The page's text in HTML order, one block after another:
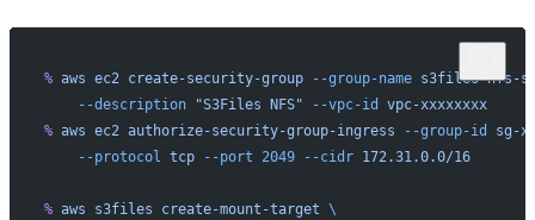
% aws ec2 create-security-group --group-name s3files-nfs-
    --description
"S3Files NFS" --vpc-id
vpc-xxxxxxxx
% aws ec2 authorize-security-group-ingress --group-id
sg-
    --protocol
tcp --port 2049 --cidr 172.31.0.0/16
% aws s3files create-mount-target \